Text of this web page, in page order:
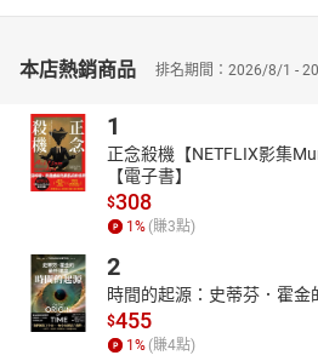
中應用，這些案例涵蓋了從中小型企業
中找到組織成長的具體路徑。比如，書
的解決方案，也讓讀者理解到組織演進
▎給管理者的建議
作者特別強調組織演進和變革是一個系
須具備長遠的視野和靈活的應對能力。
意味著一味追求最高級別，而是需要根
的成熟度等級。作者鼓勵管理者透過系
組織變革，並提出應該在激發員工創新
得平衡。
▎組織演進的未來價值
本店熱銷商品 排名期間：2026/8/1 -
1
正念殺機【NETFLIX影集
【電子書】
$308
1 % (賺3點)
2
時間的起源：史蒂芬．霍金
$455
1 % (賺4點)